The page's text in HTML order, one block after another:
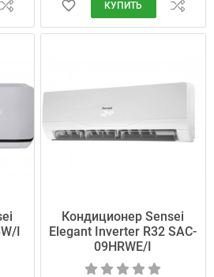
КУПИТЬ
I
Кондиционер Sensei
Elegant Inverter R32 SAC-
09HRWE/I